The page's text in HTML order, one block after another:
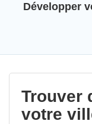
Développer
Trouver
votre